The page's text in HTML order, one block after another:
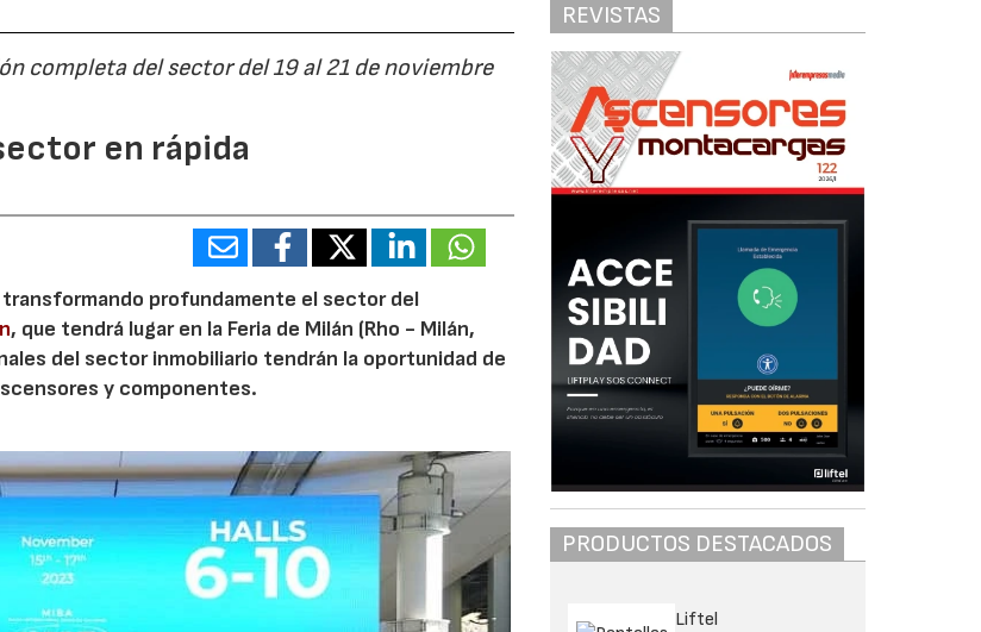
completa del sector del 19 al 21 de noviembre
en rápida
profundamente el sector del
, que tendrá lugar en la Feria de Milán (Rho - Milán,
del sector inmobiliario tendrán la oportunidad de
y componentes.
REVISTAS
PRODUCTOS DESTACADOS
Liftel